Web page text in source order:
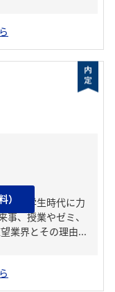
カ（学生時代に力
、授業やゼミ、
業界とその理由...
）